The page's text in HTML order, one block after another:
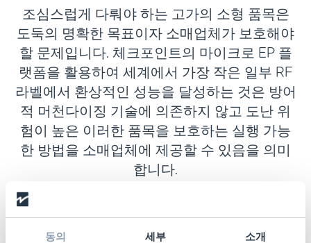
동의 세부 소개
조심스럽게 다뤄야 하는 고가의 소형 품목은
도둑의 명확한 목표이자 소매업체가 보호해야
할 문제입니다. 체크포인트의 마이크로 EP 플
랫폼을 활용하여 세계에서 가장 작은 일부 RF
라벨에서 환상적인 성능을 달성하는 것은 방어
적 머천다이징 기술에 의존하지 않고 도난 위
험이 높은 이러한 품목을 보호하는 실행 가능
한 방법을 소매업체에 제공할 수 있음을 의미
합니다.